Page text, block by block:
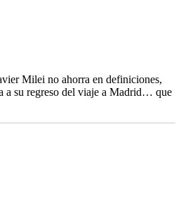
Milei no ahorra en definiciones,
a su regreso del viaje a Madrid… que